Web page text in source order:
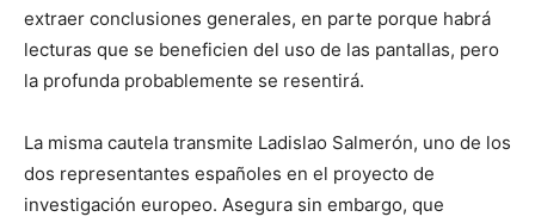
extraer conclusiones generales, en parte porque habrá
lecturas que se beneficien del uso de las pantallas, pero
la profunda probablemente se resentirá.
La misma cautela transmite Ladislao Salmerón, uno de los
dos representantes españoles en el proyecto de
investigación europeo. Asegura sin embargo, que